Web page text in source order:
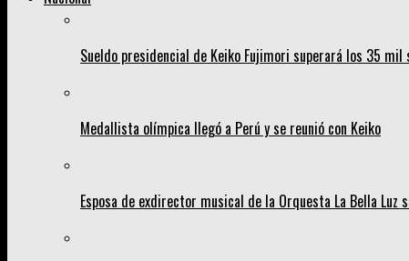
Sueldo presidencial de Keiko Fujimori superará los 35 mil
Medallista olímpica llegó a Perú y se reunió con Keiko
Esposa de exdirector musical de la Orquesta La Bella